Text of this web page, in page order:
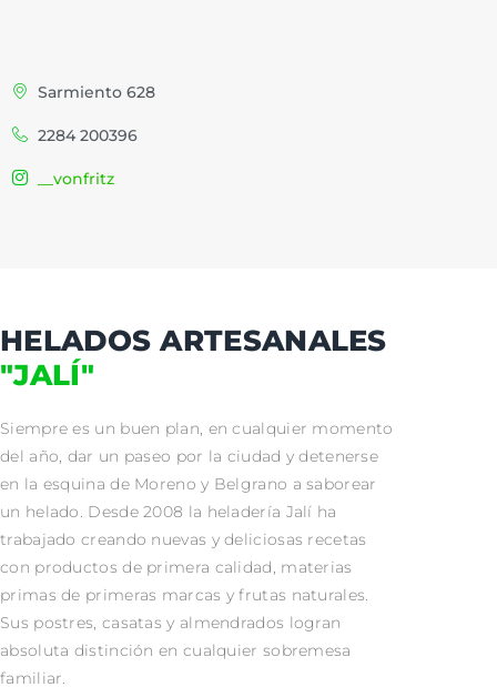
Sarmiento 628
2284 200396
__vonfritz
HELADOS ARTESANALES
"JALÍ"
Siempre es un buen plan, en cualquier momento
del año, dar un paseo por la ciudad y detenerse
en la esquina de Moreno y Belgrano a saborear
un helado. Desde 2008 la heladería Jalí ha
trabajado creando nuevas y deliciosas recetas
con productos de primera calidad, materias
primas de primeras marcas y frutas naturales.
Sus postres, casatas y almendrados logran
absoluta distinción en cualquier sobremesa
familiar.